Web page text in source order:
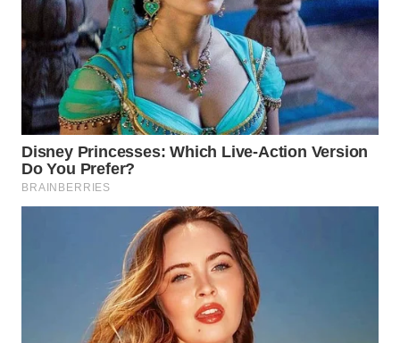
NIAS
WN
LANGKAT
WN
TAPANULI
SELATAN
WN